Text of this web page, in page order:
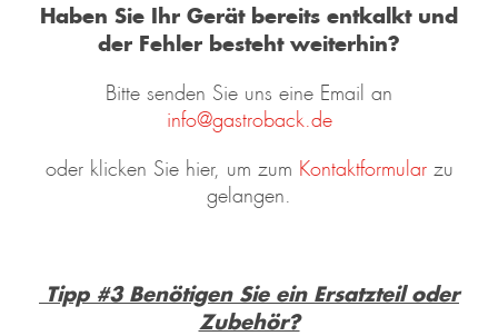
Haben Sie Ihr Gerät bereits entkalkt und
der Fehler besteht weiterhin?
Bitte senden Sie uns eine Email an
info@gastroback.de
oder klicken Sie hier, um zum Kontaktformularzu
gelangen.
Tipp #3 Benötigen Sie ein Ersatzteil oder
Zubehör?